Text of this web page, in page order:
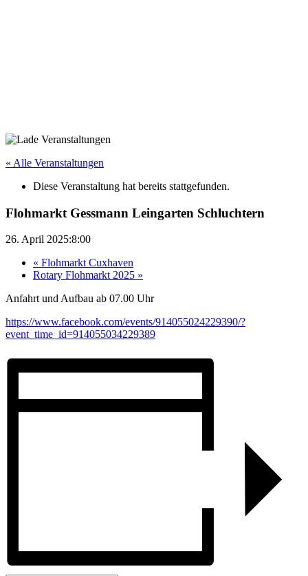
« Alle Veranstaltungen
Diese Veranstaltung hat bereits stattgefunden.
Flohmarkt Gessmann Leingarten Schluchtern
26. April 2025:8:00
« Flohmarkt Cuxhaven
Rotary Flohmarkt 2025 »
Anfahrt und Aufbau ab 07.00 Uhr
https://www.facebook.com/events/914055024229390/?
event_time_id=914055034229389